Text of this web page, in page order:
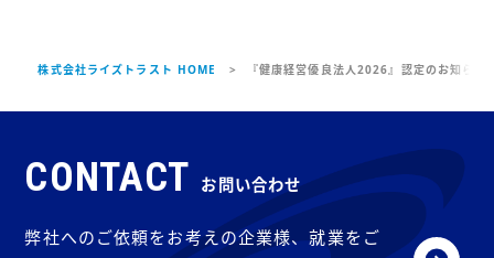
株式会社ライズトラスト HOME 『健康経営優良法人2026』認定のお知らせ
CONTACT お問い合わせ
弊社へのご依頼をお考えの企業様、就業をご